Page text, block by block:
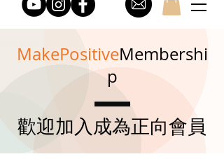
MakePositiveMembershi
p
​歡迎加入成為正向會員